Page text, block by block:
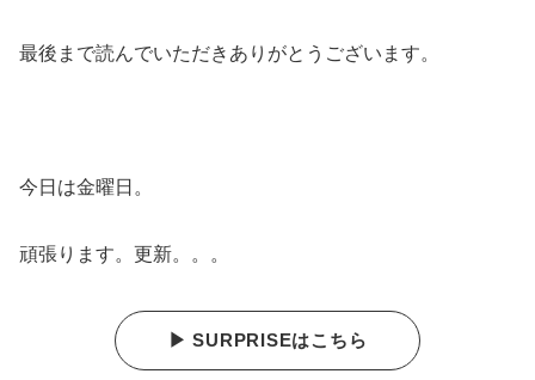
最後まで読んでいただきありがとうございます。
今日は金曜日。
頑張ります。更新。。。
▶ SURPRISEはこちら